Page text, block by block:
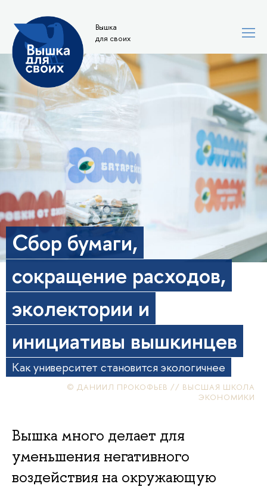
Вышка
для своих
Сбор бумаги,
сокращение расходов,
эколектории и
инициативы вышкинцев
Как университет становится экологичнее
© ДАНИИЛ ПРОКОФЬЕВ // ВЫСШАЯ ШКОЛА
ЭКОНОМИКИ
Вышка много делает для
уменьшения негативного
воздействия на окружающую